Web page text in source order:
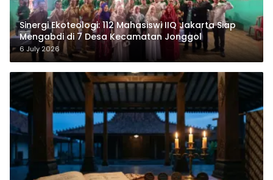
‎Sinergi Ekoteologi: 112 Mahasiswi IIQ Jakarta Siap
Mengabdi di 7 Desa Kecamatan Jonggol
6 July 2026